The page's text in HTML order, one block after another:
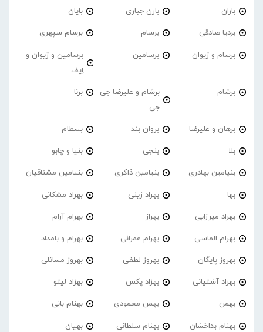
باران بارن جباری بایان
بردیا صادقی برسام برسام سپهری
برسام و ژیوان برسامین
برسامین و ژیوان و
اِیف
برشام
برشام و علیرضا جی
جی
برنا
برهان و علیرضا بروان بند بسطام
بلا بنجی بنیا و چابو
بنیامین بهادری بنیامین ذاکری بنیامین مشتاقیان
بها بهراد زینی بهراد مشکانی
بهراد میرزایی بهراز بهرام آرام
بهرام الماسی بهرام عمرانی بهرام و بامداد
بهروز پایگان بهروز لطفی بهروز مسائلی
بهزاد آشتیانی بهزاد پکس بهزاد لیتو
بهمن بهمن محمودی بهنام بانی
بهنام بداخشان بهنام سلطانی بهیان